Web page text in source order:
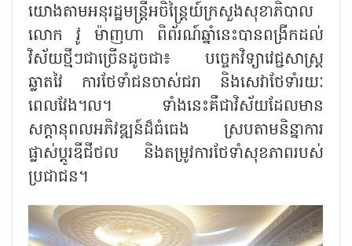
យោងតាមអនុរដ្ឋមន្ត្រីអចិន្ត្រៃយ៍ក្រសួងសុខាភិបាល
លោក វូ ម៉ាញហា ពិព័រណ៍ឆ្នាំនេះបានពង្រីកដល់
វិស័យថ្មីៗជាច្រើនដូចជា៖ បច្ចេកវិទ្យាវេជ្ជសាស្ត្រ
ឆ្លាតវៃ ការថែទាំជនចាស់ជរា​ និងសេវាថែទាំរយៈ
ពេលវែង។ល។ ទាំងនេះគឺជាវិស័យដែលមាន
សក្តានុពលអភិវឌ្ឍន៍ដ៏ធំធេង ស្របតាមនិន្នាការ
ផ្លាស់ប្តូរឌីជីថល និងតម្រូវការថែទាំសុខភាពរបស់
ប្រជាជន។